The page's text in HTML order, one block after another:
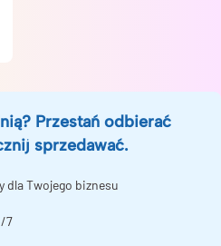
Przestań odbierać
sprzedawać.
dla Twojego biznesu
7